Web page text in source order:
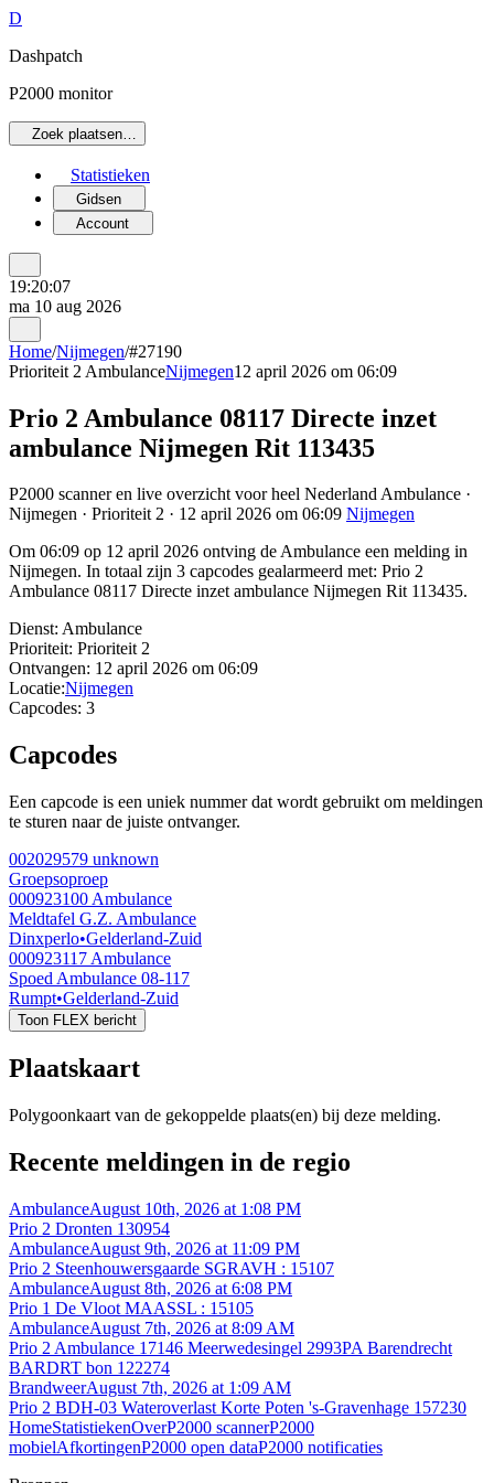
D
Dashpatch
P2000 monitor
Zoek plaatsen…
Statistieken
Gidsen
Account
19:20:07
ma 10 aug 2026
Home/Nijmegen/#27190
Prioriteit 2 AmbulanceNijmegen12 april 2026 om 06:09
Prio 2 Ambulance 08117 Directe inzet
ambulance Nijmegen Rit 113435
P2000 scanner en live overzicht voor heel Nederland Ambulance ·
Nijmegen · Prioriteit 2 · 12 april 2026 om 06:09 Nijmegen
Om 06:09 op 12 april 2026 ontving de Ambulance een melding in
Nijmegen. In totaal zijn 3 capcodes gealarmeerd met: Prio 2
Ambulance 08117 Directe inzet ambulance Nijmegen Rit 113435.
Dienst: Ambulance
Prioriteit: Prioriteit 2
Ontvangen: 12 april 2026 om 06:09
Locatie:Nijmegen
Capcodes: 3
Capcodes
Een capcode is een uniek nummer dat wordt gebruikt om meldingen
te sturen naar de juiste ontvanger.
002029579 unknown
Groepsoproep
000923100 Ambulance
Meldtafel G.Z. Ambulance
Dinxperlo•Gelderland-Zuid
000923117 Ambulance
Spoed Ambulance 08-117
Rumpt•Gelderland-Zuid
Toon FLEX bericht
Plaatskaart
Polygoonkaart van de gekoppelde plaats(en) bij deze melding.
Recente meldingen in de regio
AmbulanceAugust 10th, 2026 at 1:08 PM
Prio 2 Dronten 130954
AmbulanceAugust 9th, 2026 at 11:09 PM
Prio 2 Steenhouwersgaarde SGRAVH : 15107
AmbulanceAugust 8th, 2026 at 6:08 PM
Prio 1 De Vloot MAASSL : 15105
AmbulanceAugust 7th, 2026 at 8:09 AM
Prio 2 Ambulance 17146 Meerwedesingel 2993PA Barendrecht
BARDRT bon 122274
BrandweerAugust 7th, 2026 at 1:09 AM
Prio 2 BDH-03 Wateroverlast Korte Poten 's-Gravenhage 157230
HomeStatistiekenOverP2000 scannerP2000
mobielAfkortingenP2000 open dataP2000 notificaties